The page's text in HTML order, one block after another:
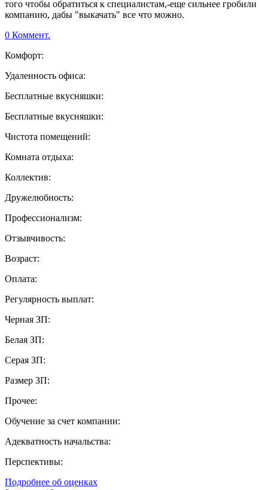
того чтобы обратиться к специалистам,-еще сильнее гробили
компанию, дабы "выкачать" все что можно.
0 Коммент.
Комфорт:
Удаленность офиса:
Бесплатные вкусняшки:
Бесплатные вкусняшки:
Чистота помещений:
Комната отдыха:
Коллектив:
Дружелюбность:
Профессионализм:
Отзывчивость:
Возраст:
Оплата:
Регулярность выплат:
Черная ЗП:
Белая ЗП:
Серая ЗП:
Размер ЗП:
Прочее:
Обучение за счет компании:
Адекватность начальства:
Перспективы:
Подробнее об оценках